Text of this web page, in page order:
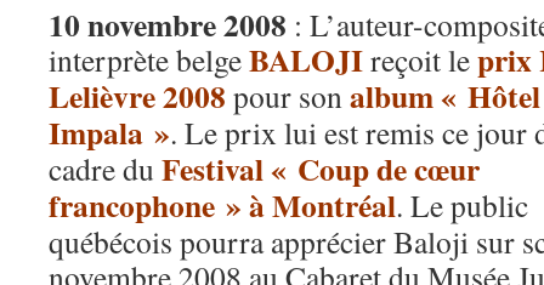
10 novembre 2008 : L’auteur-
interprète belgeBALOJIreçoit leprix
Lelièvre 2008 pour sonalbum « Hôtel
Impala ». Le prix lui est remis ce jour
cadre du Festival « Coup de cœur
francophone » à Montréal. Le public
québécois pourra apprécier Baloji sur
novembre 2008 au Cabaret du Musée